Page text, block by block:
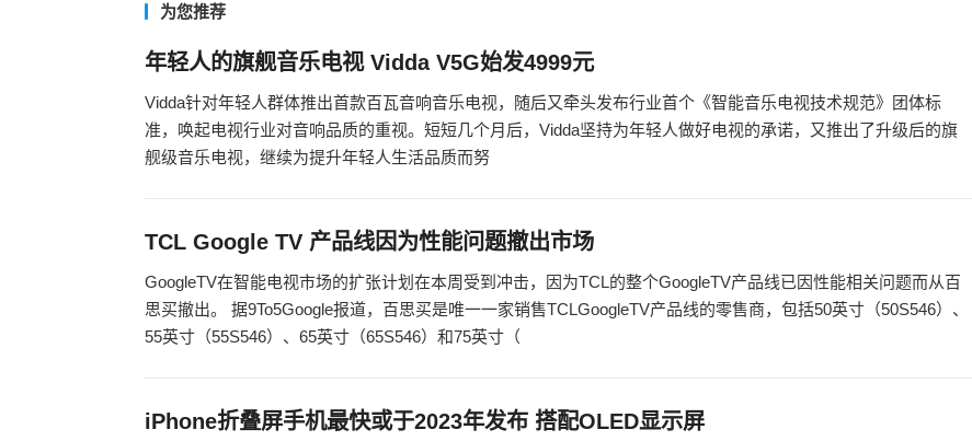
为您推荐
年轻人的旗舰音乐电视 Vidda V5G始发4999元
Vidda针对年轻人群体推出首款百瓦音响音乐电视，随后又牵头发布行业首个《智能音乐电视技术规范》团体标
准，唤起电视行业对音响品质的重视。短短几个月后，Vidda坚持为年轻人做好电视的承诺，又推出了升级后的旗
舰级音乐电视，继续为提升年轻人生活品质而努
TCL Google TV 产品线因为性能问题撤出市场
GoogleTV在智能电视市场的扩张计划在本周受到冲击，因为TCL的整个GoogleTV产品线已因性能相关问题而从百
思买撤出。 据9To5Google报道，百思买是唯一一家销售TCLGoogleTV产品线的零售商，包括50英寸（50S546）、
55英寸（55S546）、65英寸（65S546）和75英寸（
iPhone折叠屏手机最快或于2023年发布 搭配OLED显示屏